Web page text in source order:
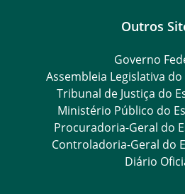
Outros
Governo
Assembleia Legislativa
Tribunal de Justiça do
Ministério Público do
Procuradoria-Geral do
Controladoria-Geral do
Diário